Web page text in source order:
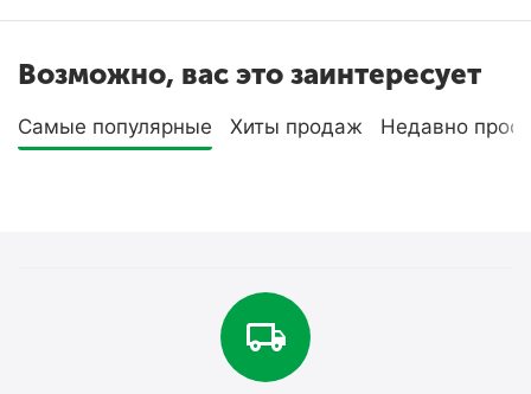
Возможно, вас это заинтересует
Самые популярные Хиты продаж Недавно